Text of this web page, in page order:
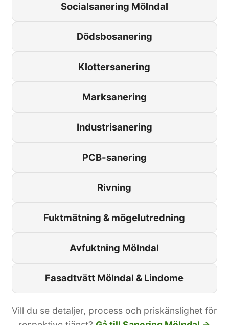
Socialsanering Mölndal
Dödsbosanering
Klottersanering
Marksanering
Industrisanering
PCB-sanering
Rivning
Fuktmätning & mögelutredning
Avfuktning Mölndal
Fasadtvätt Mölndal & Lindome
Vill du se detaljer, process och priskänslighet för